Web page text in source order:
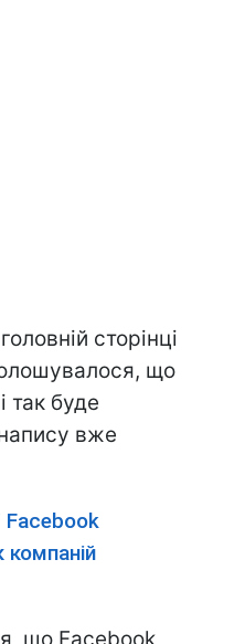
сторінці
що
так буде
вже
Facebook
компаній